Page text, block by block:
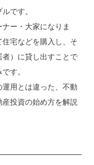
です。
ー・大家になりま
宅などを購入し、そ
）に貸し出すことで
す。
用とは違った、不動
投資の始め方を解説